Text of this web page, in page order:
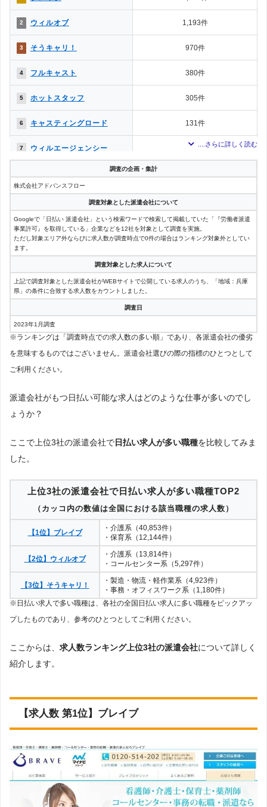
2 ウィルオブ 1,193件
3 そうキャリ！ 970件
4 フルキャスト 380件
5 ホットスタッフ 305件
6 キャスティングロード 131件
7 ウィルエージェンシー 114件
オープンループパートナー
リージェンシー 3件
10
調査の企画・集計
株式会社アドバンスフロー
調査対象とした派遣会社について
Googleで「日払い 派遣会社」という検索ワードで検索して掲載していた「『労働者派遣
事業許可』を取得している」企業などを12社を対象として調査を実施。
ただし対象エリア外ならびに求人数が調査時点で0件の場合はランキング対象外としてい
ます。
調査対象とした求人について
上記で調査対象とした派遣会社がWEBサイトで公開している求人のうち、「地域：兵庫
県」の条件に合致する求人数をカウントしました。
調査日
2023年1月調査
※ランキングは「調査時点での求人数の多い順」であり、各派遣会社の優劣
を意味するものではございません。派遣会社選びの際の指標のひとつとして
ご利用ください。
派遣会社がもつ日払い可能な求人はどのような仕事が多いのでし
ょうか？
ここで上位3社の派遣会社で日払い求人が多い職種を比較してみま
した。
上位3社の派遣会社で日払い求人が多い職種TOP2
（カッコ内の数値は全国における該当職種の求人数）
【1位】ブレイブ
・介護系（40,853件）
・保育系（12,144件）
【2位】ウィルオブ
・介護系（13,814件）
・コールセンター系（5,297件）
【3位】そうキャリ！
・製造・物流・軽作業系（4,923件）
・事務・オフィスワーク系（1,180件）
※日払い求人で多い職種は、各社の全国日払い求人に多い職種をピックアッ
プしたものであり、参考のひとつとしてご利用ください。
ここからは、 求人数ランキング上位3社の派遣会社について詳しく
紹介します。
【求人数 第1位】ブレイブ